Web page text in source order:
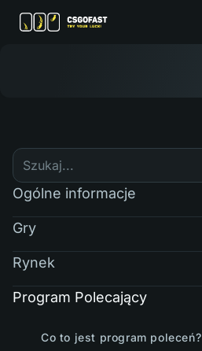
Ogólne informacje
Gry
Rynek
Program Polecający
Co to jest program poleceń?